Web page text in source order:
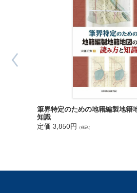
筆界特定のための地籍編製地籍
知識
定価 3,850円
（税込）